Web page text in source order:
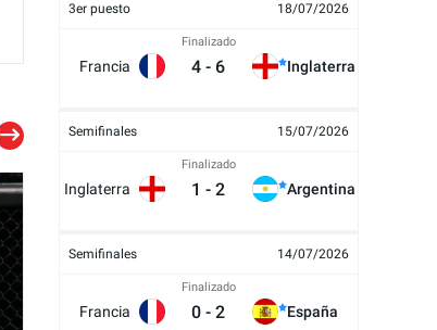
3er puesto 18/07/2026
Francia
Finalizado
4 - 6 Inglaterra
Semifinales 15/07/2026
Inglaterra
Finalizado
1 - 2 Argentina
Semifinales 14/07/2026
Francia
Finalizado
0 - 2 España